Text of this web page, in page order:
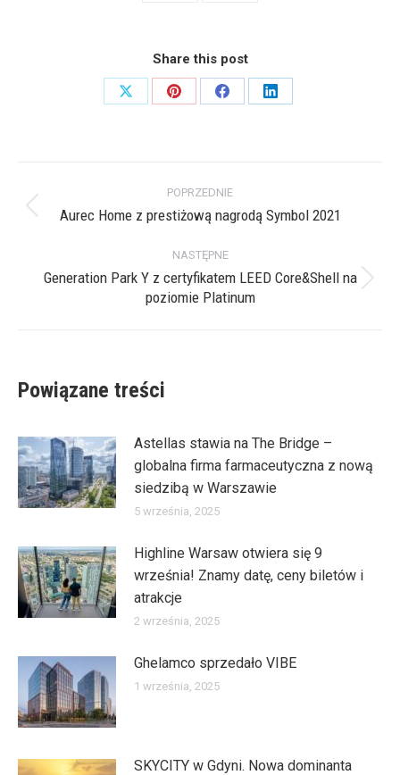
Share this post
Share
Share
Share
Share
wpisów
POPRZEDNIE
Poprzedni
Aurec Home z prestiżową nagrodą Symbol 2021
NASTĘPNE
Następny
Generation Park Y z certyfikatem LEED Core&Shell na
poziomie Platinum
Powiązane treści
Astellas stawia na The Bridge –
globalna firma farmaceutyczna z nową
siedzibą w Warszawie
5 września, 2025
Highline Warsaw otwiera się 9
września! Znamy datę, ceny biletów i
atrakcje
2 września, 2025
Ghelamco sprzedało VIBE
1 września, 2025
SKYCITY w Gdyni. Nowa dominanta